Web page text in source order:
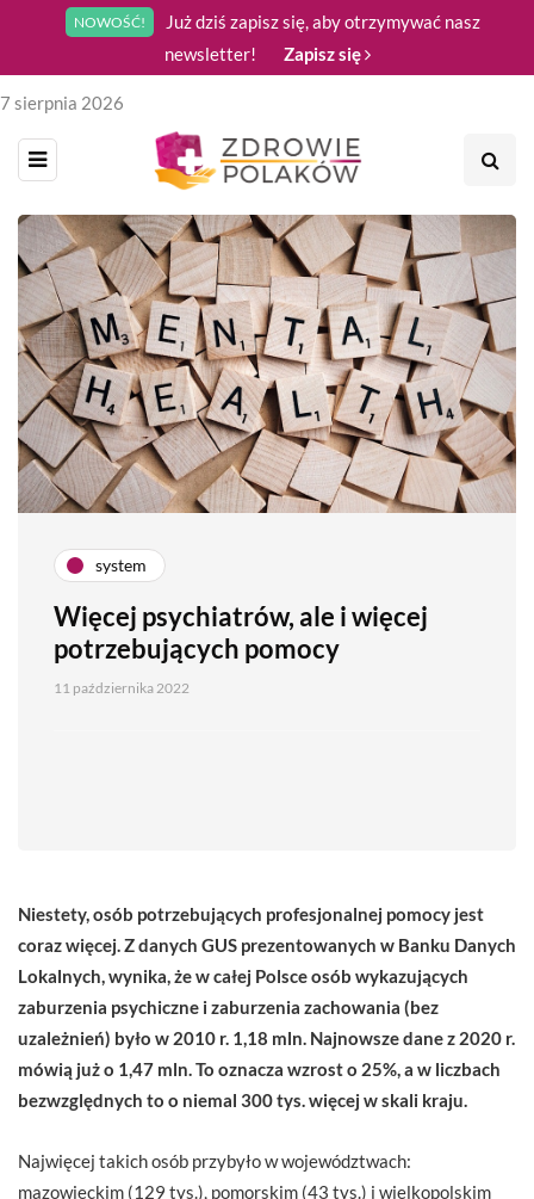
NOWOŚĆ!
Już dziś zapisz się, aby otrzymywać nasz
newsletter!
Zapisz się
7 sierpnia 2026
system
Więcej psychiatrów, ale i więcej
potrzebujących pomocy
11 października 2022
Niestety, osób potrzebujących profesjonalnej pomocy jest
coraz więcej. Z danych GUS prezentowanych w Banku Danych
Lokalnych, wynika, że w całej Polsce osób wykazujących
zaburzenia psychiczne i zaburzenia zachowania (bez
uzależnień) było w 2010 r. 1,18 mln. Najnowsze dane z 2020 r.
mówią już o 1,47 mln. To oznacza wzrost o 25%, a w liczbach
bezwzględnych to o niemal 300 tys. więcej w skali kraju.
Najwięcej takich osób przybyło w województwach:
mazowieckim (129 tys.), pomorskim (43 tys.) i wielkopolskim